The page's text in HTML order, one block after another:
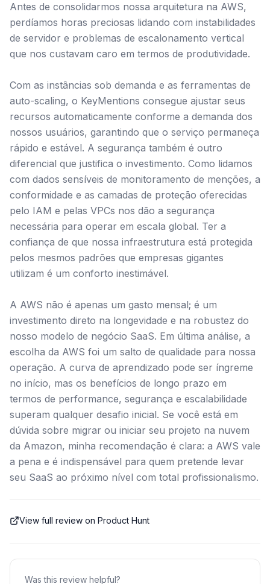
Antes de consolidarmos nossa arquitetura na AWS,
perdíamos horas preciosas lidando com instabilidades
de servidor e problemas de escalonamento vertical
que nos custavam caro em termos de produtividade.
Com as instâncias sob demanda e as ferramentas de
auto-scaling, o KeyMentions consegue ajustar seus
recursos automaticamente conforme a demanda dos
nossos usuários, garantindo que o serviço permaneça
rápido e estável. A segurança também é outro
diferencial que justifica o investimento. Como lidamos
com dados sensíveis de monitoramento de menções, a
conformidade e as camadas de proteção oferecidas
pelo IAM e pelas VPCs nos dão a segurança
necessária para operar em escala global. Ter a
confiança de que nossa infraestrutura está protegida
pelos mesmos padrões que empresas gigantes
utilizam é um conforto inestimável.
A AWS não é apenas um gasto mensal; é um
investimento direto na longevidade e na robustez do
nosso modelo de negócio SaaS. Em última análise, a
escolha da AWS foi um salto de qualidade para nossa
operação. A curva de aprendizado pode ser íngreme
no início, mas os benefícios de longo prazo em
termos de performance, segurança e escalabilidade
superam qualquer desafio inicial. Se você está em
dúvida sobre migrar ou iniciar seu projeto na nuvem
da Amazon, minha recomendação é clara: a AWS vale
a pena e é indispensável para quem pretende levar
seu SaaS ao próximo nível com total profissionalismo.
View full review on Product Hunt
Was this review helpful?